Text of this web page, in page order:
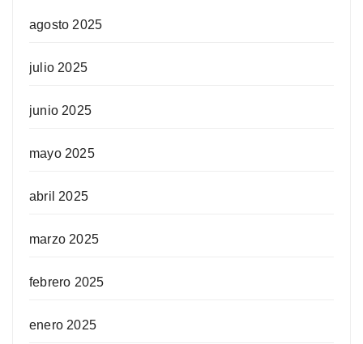
agosto 2025
julio 2025
junio 2025
mayo 2025
abril 2025
marzo 2025
febrero 2025
enero 2025